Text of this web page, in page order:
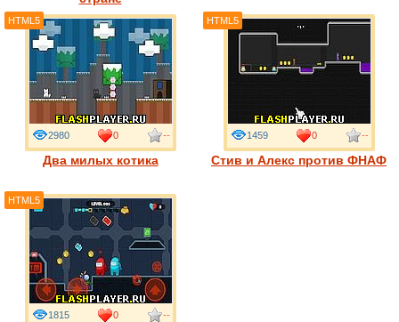
Два милых котика
2980 0 --
HTML5
Стив и Алекс против ФНАФ
1459 0 --
HTML5
1815 0 --
HTML5